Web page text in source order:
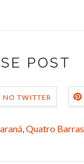
POST
TWITTER
,Quatro Barras